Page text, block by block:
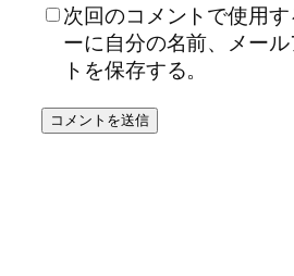
次回のコメントで使用
ーに自分の名前、メー
トを保存する。